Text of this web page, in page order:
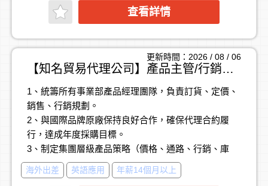
6. 與客戶工程團隊深入討論技術細節與應用情境，提
供最適化的測試解決方案。
地與交付。
8. 負責業務報價策略制定、商務談判及合約簽署與管
理。
9. 主導整體市場策略布局、需求分析及商機評估。
10.收集並分析半導體市場趨勢、競爭對手動態與客戶
需求，持續調整與優化業務策略。
【職務亮點與優勢】
彈性工作型態： 支援遠端居家辦公（WFH），每月僅
需進公司 4～5 天。
查看詳情
【知名貿易代理公司】產品主管/行銷主管, 年薪160萬~190萬
更新時間：2026 / 08 / 06
1、統籌所有事業部產品經理團隊，負責訂貨、定價、
銷售、行銷規劃。
2、與國際品牌原廠保持良好合作，確保代理合約履
行，達成年度採購目標。
3、制定集團層級產品策略（價格、通路、行銷、庫
存）。
4、監控數據與績效，確保銷售與利潤達成，提升庫存
海外出差 英語應用 年薪14個月以上